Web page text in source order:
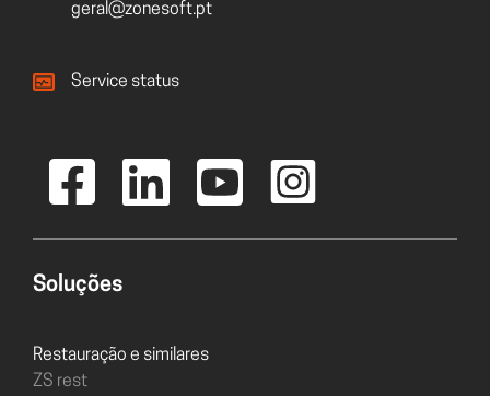
geral@zonesoft.pt
Service status
Soluções
Restauração e similares
ZS rest